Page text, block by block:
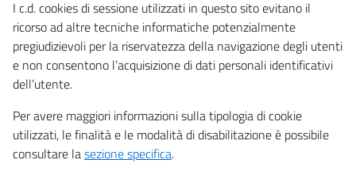
I c.d. cookies di sessione utilizzati in questo sito evitano il
ricorso ad altre tecniche informatiche potenzialmente
pregiudizievoli per la riservatezza della navigazione degli utenti
e non consentono l’acquisizione di dati personali identificativi
dell’utente.
Per avere maggiori informazioni sulla tipologia di cookie
utilizzati, le finalità e le modalità di disabilitazione è possibile
consultare lasezione specifica.